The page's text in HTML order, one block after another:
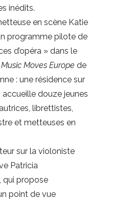
inédits.
en scène Katie
programme pilote de
d’opéra » dans le
Music Moves Europe de
: une résidence sur
douze jeunes
librettistes,
et metteuses en
sur la violoniste
Patricia
qui propose
point de vue